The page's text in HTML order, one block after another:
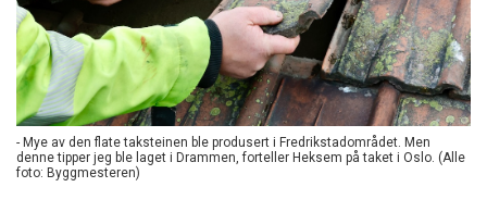
- Mye av den flate taksteinen ble produsert i Fredrikstadområdet. Men
denne tipper jeg ble laget i Drammen, forteller Heksem på taket i Oslo. (Alle
foto: Byggmesteren)